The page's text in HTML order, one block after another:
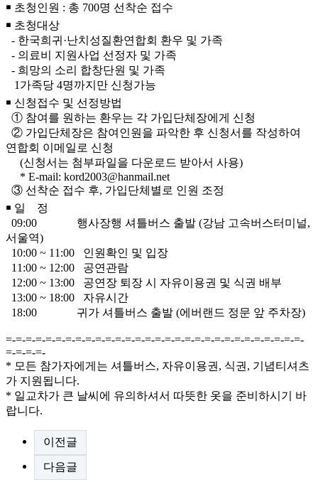
￭ 초청인원 : 총 700명 선착순 접수
￭ 초청대상
- 한국희귀·난치성질환연합회 환우 및 가족
- 의료비 지원사업 선정자 및 가족
- 희망의 소리 합창단원 및 가족
1가족당 4명까지만 신청가능
￭ 신청접수 및 선정방법
① 참여를 원하는 환우는 각 가입단체장에게 신청
② 가입단체장은 참여인원을 파악한 후 신청서를 작성하여
연합회 이메일로 신청
(신청서는 첨부파일을 다운로드 받아서 사용)
* E-mail: kord2003@hanmail.net
③ 선착순 접수 후, 가입단체별로 인원 조정
￭ 일 정
09:00 행사장행 셔틀버스 출발 (강남 고속버스터미널,
서울역)
10:00 ~ 11:00 인원확인 및 입장
11:00 ~ 12:00 공연관람
12:00 ~ 13:00 공연장 퇴장 시 자유이용권 및 식권 배부
13:00 ~ 18:00 자유시간
18:00 귀가 셔틀버스 출발 (에버랜드 정문 앞 주차장)
=-=-=-=-=-=-=-=-=-=-=-=-=-=-=-=-=-=-=-=-=-=-=-=-=-=-=-=-=-=-
=-=-=-=-
* 모든 참가자에게는 셔틀버스, 자유이용권, 식권, 기념티셔츠
가 지원됩니다.
* 일교차가 큰 날씨에 유의하셔서 따뜻한 옷을 준비하시기 바
랍니다.
이전글
다음글